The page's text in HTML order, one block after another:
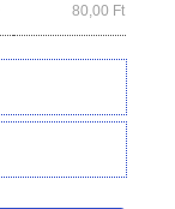
80,00 Ft